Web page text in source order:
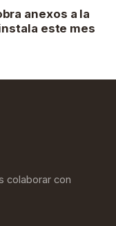
anexos a la
este mes
colaborar con